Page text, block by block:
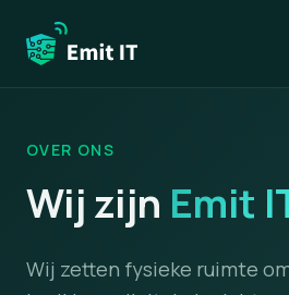
OVER ONS
Wij zijn Emit
Wij zetten fysieke ruimte